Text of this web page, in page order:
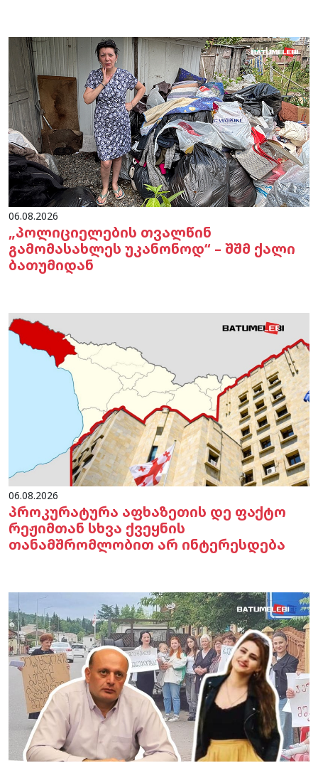
06.08.2026
„პოლიციელების თვალწინ
გამომასახლეს უკანონოდ“ – შშმ ქალი
ბათუმიდან
06.08.2026
პროკურატურა აფხაზეთის დე ფაქტო
რეჟიმთან სხვა ქვეყნის
თანამშრომლობით არ ინტერესდება